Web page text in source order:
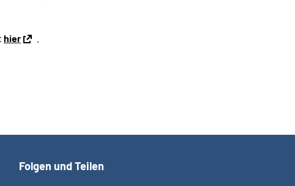
hier
Folgen und Teilen